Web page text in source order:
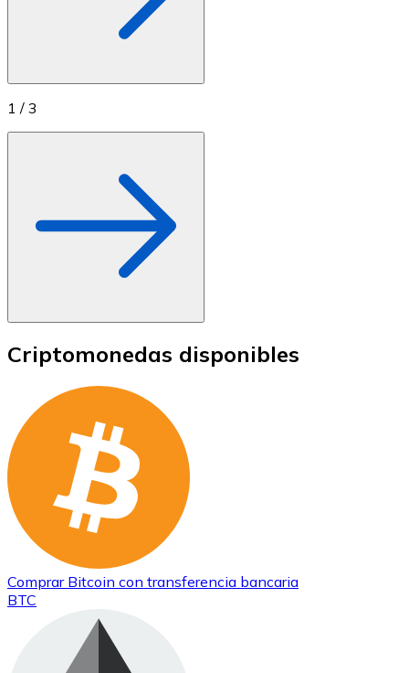
1 / 3
Criptomonedas disponibles
Comprar Bitcoin con transferencia bancaria
BTC